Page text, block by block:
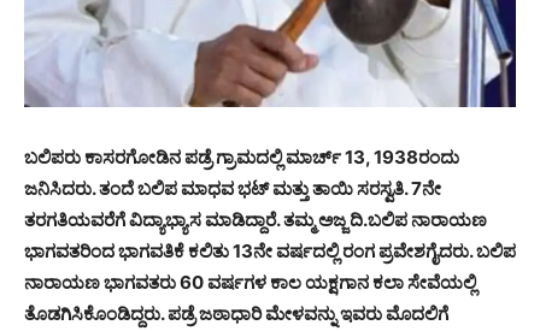
ಬಲಿಪರು ಕಾಸರಗೋಡಿನ ಪಡ್ರೆ ಗ್ರಾಮದಲ್ಲಿ ಮಾರ್ಚ್ 13, 1938ರಂದು
ಜನಿಸಿದರು. ತಂದೆ ಬಲಿಪ ಮಾಧವ ಭಟ್ ಮತ್ತು ತಾಯಿ ಸರಸ್ವತಿ. 7ನೇ
ತರಗತಿಯವರೆಗೆ ವಿದ್ಯಾಭ್ಯಾಸ ಮಾಡಿದ್ದಾರೆ. ತಮ್ಮ ಅಜ್ಜ ದಿ.ಬಲಿಪ ನಾರಾಯಣ
ಭಾಗವತರಿಂದ ಭಾಗವತಿಕೆ ಕಲಿತು 13ನೇ ವರ್ಷದಲ್ಲಿ ರಂಗ ಪ್ರವೇಶಗೈದರು. ಬಲಿಪ
ನಾರಾಯಣ ಭಾಗವತರು 60 ವರ್ಷಗಳ ಕಾಲ ಯಕ್ಷಗಾನ ಕಲಾ ಸೇವೆಯಲ್ಲಿ
ತೊಡಗಿಸಿಕೊಂಡಿದ್ದರು. ಪಡ್ರೆ ಜಠಾಧಾರಿ ಮೇಳವನ್ನು ಇವರು ಮೊದಲಿಗೆ